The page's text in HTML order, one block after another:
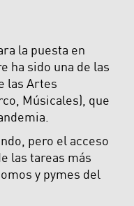
la puesta en
ha sido una de las
las Artes
Músicales), que
pero el acceso
las tareas más
y pymes del